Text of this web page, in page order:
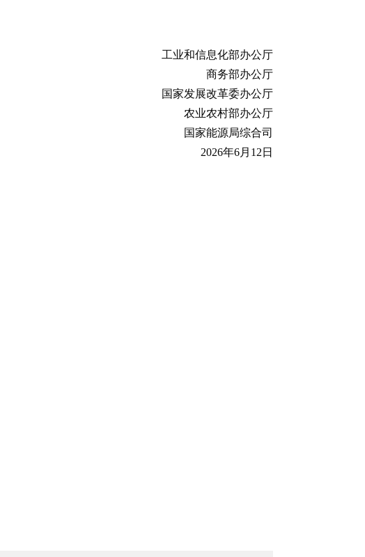
工业和信息化部办公厅
商务部办公厅
国家发展改革委办公厅
农业农村部办公厅
国家能源局综合司
2026年6月12日